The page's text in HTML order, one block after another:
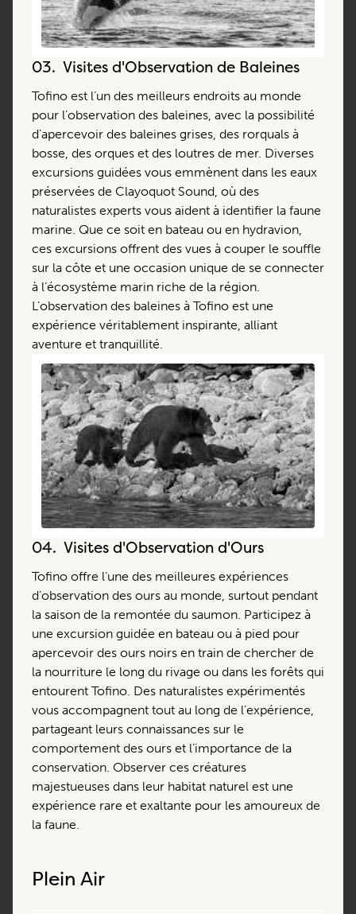
03. Visites d'Observation de Baleines
Tofino est l’un des meilleurs endroits au monde
pour l’observation des baleines, avec la possibilité
d’apercevoir des baleines grises, des rorquals à
bosse, des orques et des loutres de mer. Diverses
excursions guidées vous emmènent dans les eaux
préservées de Clayoquot Sound, où des
naturalistes experts vous aident à identifier la faune
marine. Que ce soit en bateau ou en hydravion,
ces excursions offrent des vues à couper le souffle
sur la côte et une occasion unique de se connecter
à l’écosystème marin riche de la région.
L’observation des baleines à Tofino est une
expérience véritablement inspirante, alliant
aventure et tranquillité.
04. Visites d'Observation d'Ours
Tofino offre l’une des meilleures expériences
d’observation des ours au monde, surtout pendant
la saison de la remontée du saumon. Participez à
une excursion guidée en bateau ou à pied pour
apercevoir des ours noirs en train de chercher de
la nourriture le long du rivage ou dans les forêts qui
entourent Tofino. Des naturalistes expérimentés
vous accompagnent tout au long de l’expérience,
partageant leurs connaissances sur le
comportement des ours et l’importance de la
conservation. Observer ces créatures
majestueuses dans leur habitat naturel est une
expérience rare et exaltante pour les amoureux de
la faune.
Plein Air